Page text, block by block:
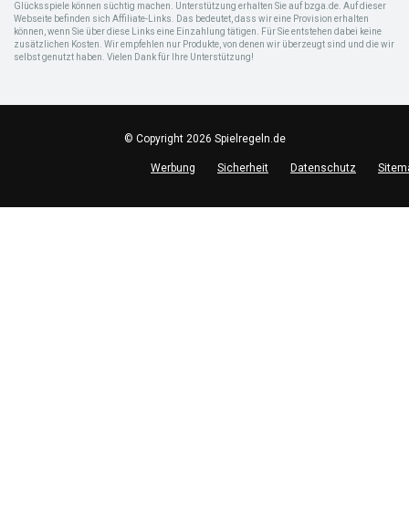
Glücksspiele können süchtig machen. Unterstützung erhalten Sie auf bzga.de. Auf dieser
Webseite befinden sich Affiliate-Links. Das bedeutet, dass wir eine Provision erhalten
können, wenn Sie über diese Links eine Einzahlung tätigen. Für Sie entstehen dabei keine
zusätzlichen Kosten. Wir empfehlen nur Produkte, von denen wir überzeugt sind und die wir
selbst genutzt haben. Vielen Dank für Ihre Unterstützung!
© Copyright 2026 Spielregeln.de
Werbung Sicherheit Datenschutz